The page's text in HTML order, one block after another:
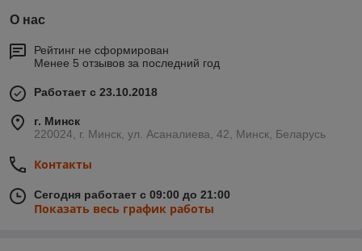
О нас
Рейтинг не сформирован
Менее 5 отзывов за последний год
Работает с 23.10.2018
г. Минск
220024, г. Минск, ул. Асаналиева, 42, Минск, Беларусь
Контакты
Сегодня работает с 09:00 до 21:00
Показать весь график работы